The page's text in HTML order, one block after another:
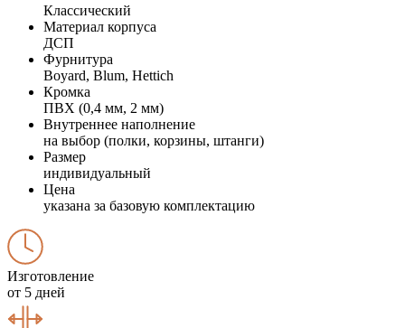
Классический
Материал корпуса
ДСП
Фурнитура
Boyard, Blum, Hettich
Кромка
ПВХ (0,4 мм, 2 мм)
Внутреннее наполнение
на выбор (полки, корзины, штанги)
Размер
индивидуальный
Цена
указана за базовую комплектацию
Изготовление
от 5 дней